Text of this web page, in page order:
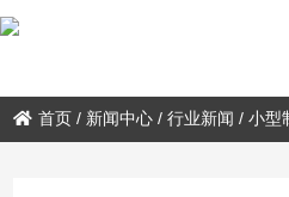
首页 / 新闻中心 /行业新闻 /小型